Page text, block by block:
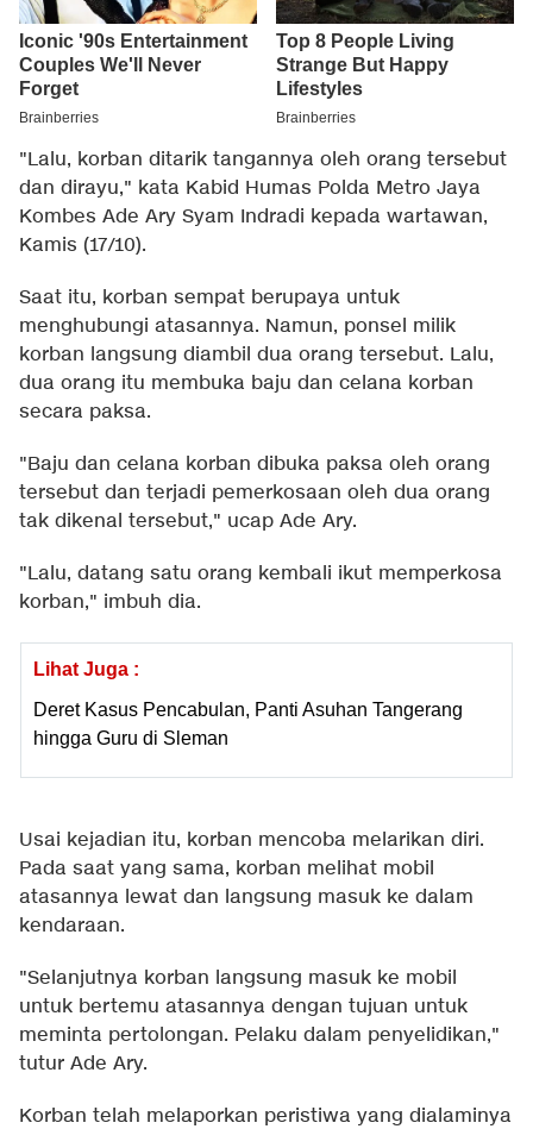
"Lalu, korban ditarik tangannya oleh orang tersebut
dan dirayu," kata Kabid Humas Polda Metro Jaya
Kombes Ade Ary Syam Indradi kepada wartawan,
Kamis (17/10).
Saat itu, korban sempat berupaya untuk
menghubungi atasannya. Namun, ponsel milik
korban langsung diambil dua orang tersebut. Lalu,
dua orang itu membuka baju dan celana korban
secara paksa.
"Baju dan celana korban dibuka paksa oleh orang
tersebut dan terjadi pemerkosaan oleh dua orang
tak dikenal tersebut," ucap Ade Ary.
"Lalu, datang satu orang kembali ikut memperkosa
korban," imbuh dia.
Lihat Juga :
Deret Kasus Pencabulan, Panti Asuhan Tangerang
hingga Guru di Sleman
Usai kejadian itu, korban mencoba melarikan diri.
Pada saat yang sama, korban melihat mobil
atasannya lewat dan langsung masuk ke dalam
kendaraan.
"Selanjutnya korban langsung masuk ke mobil
untuk bertemu atasannya dengan tujuan untuk
meminta pertolongan. Pelaku dalam penyelidikan,"
tutur Ade Ary.
Korban telah melaporkan peristiwa yang dialaminya